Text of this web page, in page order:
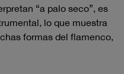
“a palo seco”, es
lo que muestra
formas del flamenco,